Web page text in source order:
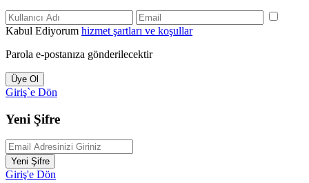
Kabul Ediyorum hizmet şartları ve koşullar
Parola e-postanıza gönderilecektir
Üye Ol
Giriş`e Dön
Yeni Şifre
Yeni Şifre
Giriş'e Dön